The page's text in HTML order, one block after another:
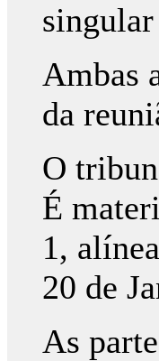
Ambas
da
O
É
1,
20 de
As